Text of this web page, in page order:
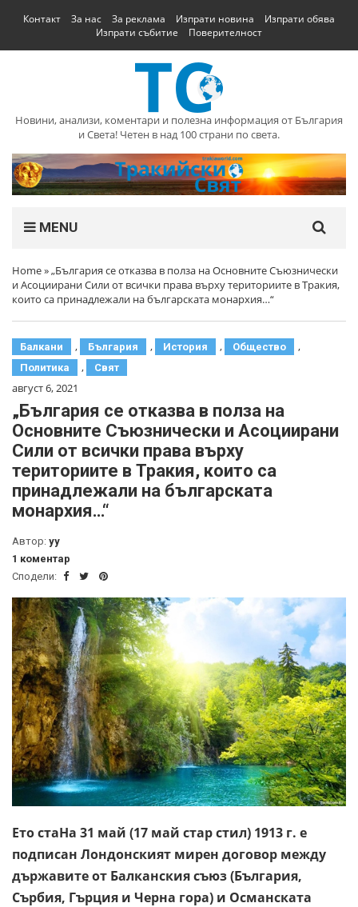
Контакт За нас За реклама Изпрати новина
Изпрати обява
Изпрати събитие
Поверителност
Новини, анализи, коментари и полезна информация от България
и Света! Четен в над 100 страни по света.
MENU
Home»„България се отказва в полза на Основните Съюзнически
и Асоциирани Сили от всички права върху териториите в Тракия,
които са принадлежали на българската монархия…“
Балкани , България , История , Общество ,
Политика , Свят
август 6, 2021
„България се отказва в полза на
Основните Съюзнически и Асоциирани
Сили от всички права върху
териториите в Тракия, които са
принадлежали на българската
монархия…“
Автор: yy
1 коментар
Сподели:
Ето стаНа 31 май (17 май стар стил) 1913 г. е
подписан Лондонският мирен договор между
държавите от Балканския съюз (България,
Сърбия, Гърция и Черна гора) и Османската